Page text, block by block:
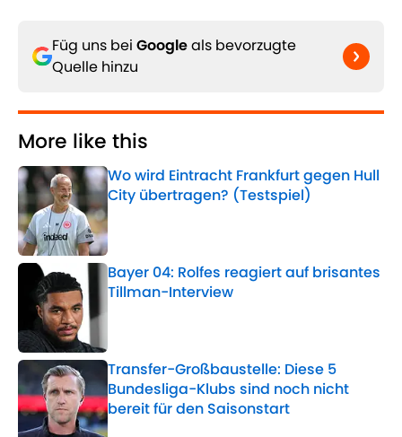
Füg uns bei Googleals bevorzugte
Quelle hinzu
More like this
Wo wird Eintracht Frankfurt gegen Hull
City übertragen? (Testspiel)
Published by on Invalid Date
Bayer 04: Rolfes reagiert auf brisantes
Tillman-Interview
Transfer-Großbaustelle: Diese 5
Bundesliga-Klubs sind noch nicht
bereit für den Saisonstart
Published by on Invalid Date